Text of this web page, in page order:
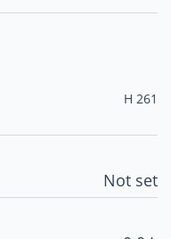
H 261
Not set